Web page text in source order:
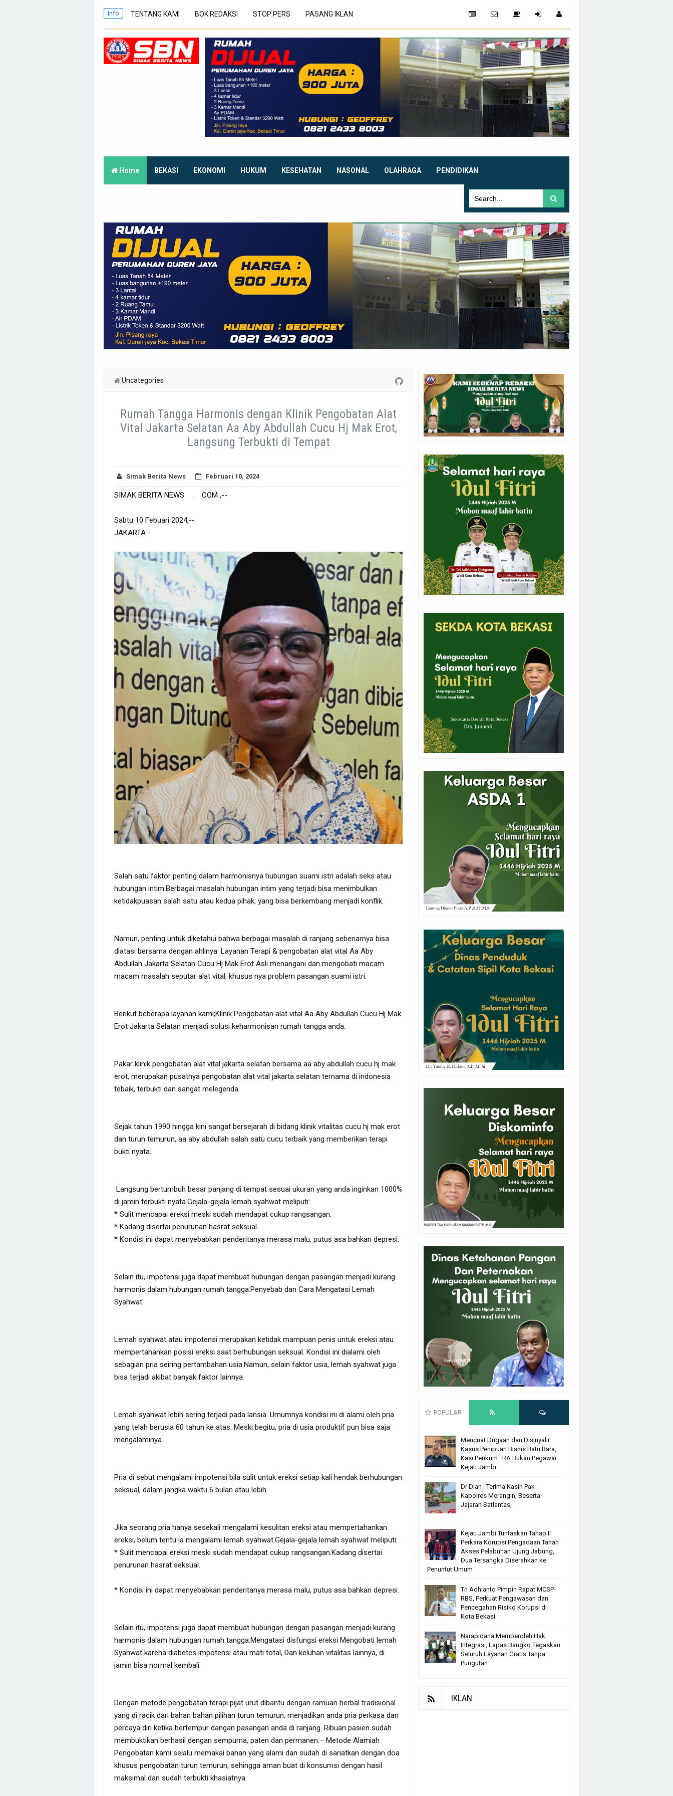
Info TENTANG KAMI BOK REDAKSI STOP PERS PASANG IKLAN
Home BEKASI EKONOMI HUKUM KESEHATAN NASONAL OLAHRAGA PENDIDIKAN
Uncategories
Rumah Tangga Harmonis dengan Klinik Pengobatan Alat
Vital Jakarta Selatan Aa Aby Abdullah Cucu Hj Mak Erot,
Langsung Terbukti di Tempat
Simak Berita News Februari 10, 2024
SIMAK BERITA NEWS . COM ,--
Sabtu 10 Febuari 2024,--
JAKARTA -
Salah satu faktor penting dalam harmonisnya hubungan suami istri adalah seks atau
hubungan intim.Berbagai masalah hubungan intim yang terjadi bisa menimbulkan
ketidakpuasan salah satu atau kedua pihak, yang bisa berkembang menjadi konflik.
Namun, penting untuk diketahui bahwa berbagai masalah di ranjang sebenarnya bisa
diatasi bersama dengan ahlinya. Layanan Terapi & pengobatan alat vital Aa Aby
Abdullah Jakarta Selatan Cucu Hj Mak Erot Asli menangani dan mengobati macam
macam masalah seputar alat vital, khusus nya problem pasangan suami istri.
Berikut beberapa layanan kami;Klinik Pengobatan alat vital Aa Aby Abdullah Cucu Hj Mak
Erot Jakarta Selatan menjadi solusi keharmonisan rumah tangga anda.
Pakar klinik pengobatan alat vital jakarta selatan bersama aa aby abdullah cucu hj mak
erot, merupakan pusatnya pengobatan alat vital jakarta selatan ternama di indonesia
tebaik, terbukti dan sangat melegenda.
Sejak tahun 1990 hingga kini sangat bersejarah di bidang klinik vitalitas cucu hj mak erot
dan turun temurun, aa aby abdullah salah satu cucu terbaik yang memberikan terapi
bukti nyata.
Langsung bertumbuh besar panjang di tempat sesuai ukuran yang anda inginkan 1000%
di jamin terbukti nyata.Gejala-gejala lemah syahwat meliputi:
* Sulit mencapai ereksi meski sudah mendapat cukup rangsangan.
* Kadang disertai penurunan hasrat seksual.
* Kondisi ini dapat menyebabkan penderitanya merasa malu, putus asa bahkan depresi.
Selain itu, impotensi juga dapat membuat hubungan dengan pasangan menjadi kurang
harmonis dalam hubungan rumah tangga.Penyebab dan Cara Mengatasi Lemah
Syahwat.
Lemah syahwat atau impotensi merupakan ketidak mampuan penis untuk ereksi atau
mempertahankan posisi ereksi saat berhubungan seksual. Kondisi ini dialami oleh
sebagian pria seiring pertambahan usia.Namun, selain faktor usia, lemah syahwat juga
bisa terjadi akibat banyak faktor lainnya.
Lemah syahwat lebih sering terjadi pada lansia. Umumnya kondisi ini di alami oleh pria
yang telah berusia 60 tahun ke atas. Meski begitu, pria di usia produktif pun bisa saja
mengalaminya.
Pria di sebut mengalami impotensi bila sulit untuk ereksi setiap kali hendak berhubungan
seksual, dalam jangka waktu 6 bulan atau lebih.
Jika seorang pria hanya sesekali mengalami kesulitan ereksi atau mempertahankan
ereksi, belum tentu ia mengalami lemah syahwat.Gejala-gejala lemah syahwat meliputi:
* Sulit mencapai ereksi meski sudah mendapat cukup rangsangan.Kadang disertai
penurunan hasrat seksual.
* Kondisi ini dapat menyebabkan penderitanya merasa malu, putus asa bahkan depresi.
Selain itu, impotensi juga dapat membuat hubungan dengan pasangan menjadi kurang
harmonis dalam hubungan rumah tangga.Mengatasi disfungsi ereksi Mengobati lemah
Syahwat karena diabetes impotensi atau mati total, Dan keluhan vitalitas lainnya, di
jamin bisa normal kembali.
Dengan metode pengobatan terapi pijat urut dibantu dengan ramuan herbal tradisional
yang di racik dari bahan bahan pilihan turun temurun, menjadikan anda pria perkasa dan
percaya diri ketika bertempur dangan pasangan anda di ranjang. Ribuan pasien sudah
membuktikan berhasil dengan sempurna, paten dan permanen.– Metode Alamiah
Pengobatan kami selalu memakai bahan yang alami dan sudah di sariatkan dengan doa
khusus pengobatan turun temurun, sehingga aman buat di konsumsi dengan hasil
maksimal dan sudah terbukti khasiatnya.
POPULAR
Mencuat Dugaan dan Disinyalir
Kasus Penipuan Bisnis Batu Bara,
Kasi Penkum : RA Bukan Pegawai
Kejati Jambi
Dr Dian : Terima Kasih Pak
Kapolres Merangin, Beserta
Jajaran Satlantas,
Kejati Jambi Tuntaskan Tahap II
Perkara Korupsi Pengadaan Tanah
Akses Pelabuhan Ujung Jabung,
Dua Tersangka Diserahkan ke
Penuntut Umum
Tri Adhianto Pimpin Rapat MCSP-
RBS, Perkuat Pengawasan dan
Pencegahan Risiko Korupsi di
Kota Bekasi
Narapidana Memperoleh Hak
Integrasi, Lapas Bangko Tegaskan
Seluruh Layanan Gratis Tanpa
Pungutan
IKLAN